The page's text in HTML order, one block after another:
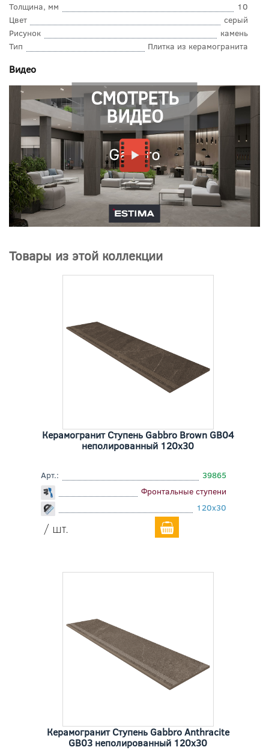
Толщина, мм
10
Цвет
серый
Рисунок
камень
Тип
Плитка из керамогранита
Видео
СМОТРЕТЬ
ВИДЕО
Товары из этой коллекции
Керамогранит Ступень Gabbro Brown GB04
неполированный 120x30
Арт.:
39865
Фронтальные ступени
120x30
/ шт.
Керамогранит Ступень Gabbro Anthracite
GB03 неполированный 120x30